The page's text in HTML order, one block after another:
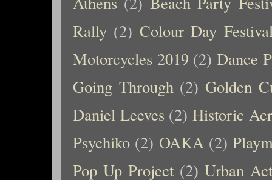
Rally (2) Colour Day
Motorcycles 2019 (2) Dance
Going Through (2) Golden
Daniel Leeves (2) Historic
Psychiko (2) OAKA (2)
Pop Up Project (2) Urban Act